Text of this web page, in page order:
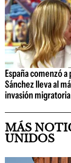
España comenzó
Sánchez lleva al
invasión
MÁS
UNIDOS